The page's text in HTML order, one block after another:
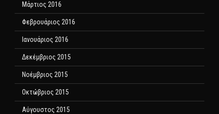
Μάρτιος 2016
Φεβρουάριος 2016
Ιανουάριος 2016
Δεκέμβριος 2015
Νοέμβριος 2015
Οκτώβριος 2015
Αύγουστος 2015